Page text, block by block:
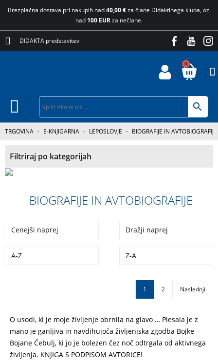
Brezplačna dostava pri nakupih nad40,00 €za člane Didaktinega kluba, oz.
nad 100 EURza nečlane.
DIDAKTA predstavitev
0
TRGOVINA - E-KNJIGARNA - LEPOSLOVJE - BIOGRAFIJE IN AVTOBIOGRAFIJE
Filtriraj po kategorijah
BIOGRAFIJE IN AVTOBIOGRAFIJE
Cenejši naprej Dražji naprej
A-Z Z-A
1 2 Naslednji
O usodi, ki je moje življenje obrnila na glavo … Plesala je z
mano je ganljiva in navdihujoča življenjska zgodba Bojke
Bojane Čebulj, ki jo je bolezen čez noč odtrgala od aktivnega
življenja. KNJIGA S PODPISOM AVTORICE!